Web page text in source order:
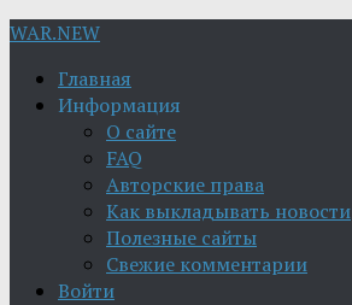
WAR.NEW
Главная
Информация
О сайте
FAQ
Авторские права
Как выкладывать новости
Полезные сайты
Свежие комментарии
Войти